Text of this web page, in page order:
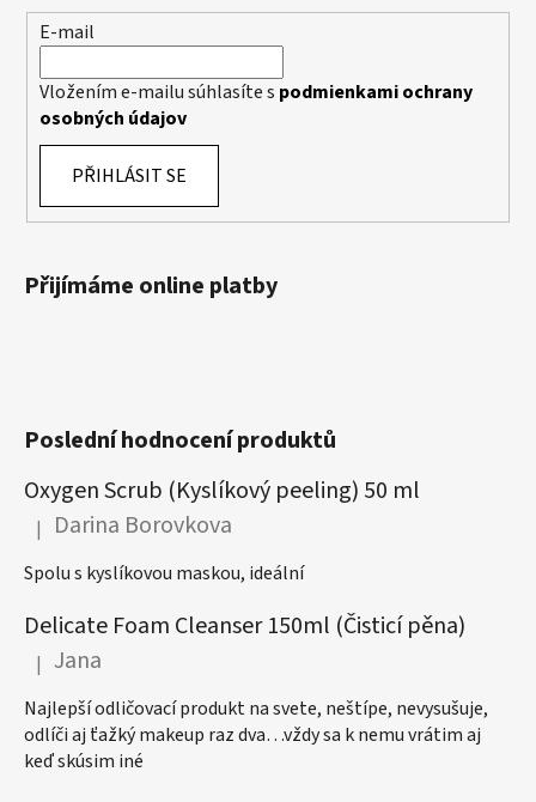
E-mail
Vložením e-mailu súhlasíte s podmienkami ochrany
osobných údajov
PŘIHLÁSIT SE
Přijímáme online platby
Poslední hodnocení produktů
Oxygen Scrub (Kyslíkový peeling) 50 ml
Hodnocení produktu je 5 z 5 hvězdiček.
| Darina Borovkova
Spolu s kyslíkovou maskou, ideální
Delicate Foam Cleanser 150ml (Čisticí pěna)
Hodnocení produktu je 5 z 5 hvězdiček.
| Jana
Najlepší odličovací produkt na svete, neštípe, nevysušuje,
odlíči aj ťažký makeup raz dva…vždy sa k nemu vrátim aj
keď skúsim iné